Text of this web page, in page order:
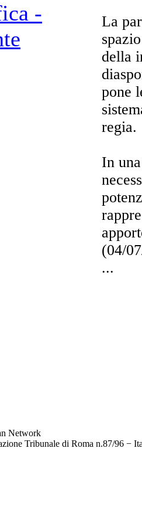
-
La
della
pone
regia.
In
(04/
...
Network
Tribunale di Roma n.87/96 −